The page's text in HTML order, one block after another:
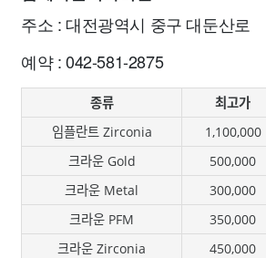
주소 : 대전광역시 중구 대둔산로
예약 : 042-581-2875
종류 최고가
임플란트 Zirconia
1,100,000
크라운 Gold
500,000
크라운 Metal
300,000
크라운 PFM
350,000
크라운 Zirconia
450,000